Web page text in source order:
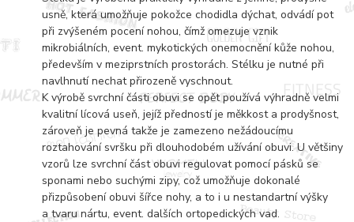
usně, která umožňuje pokožce chodidla dýchat, odvádí pot
při zvýšeném pocení nohou, čímž omezuje vznik
mikrobiálních, event. mykotických onemocnění kůže nohou,
především v meziprstních prostorách. Stélku je nutné při
navlhnutí nechat přirozeně vyschnout.
K výrobě svrchní části obuvi se opět používá výhradně velmi
kvalitní lícová useň, jejíž předností je měkkost a prodyšnost,
zároveň je pevná takže je zamezeno nežádoucímu
roztahování svršku při dlouhodobém užívání obuvi. U většiny
vzorů lze svrchní část obuvi regulovat pomocí pásků se
sponami nebo suchými zipy, což umožňuje dokonalé
přizpůsobení obuvi šířce nohy, a to i u nestandartní výšky
a tvaru nártu, event. dalších ortopedických vad.